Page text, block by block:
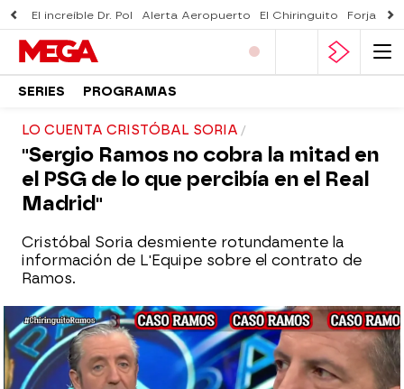
El increíble Dr. Pol Alerta Aeropuerto El Chiringuito Forjado
SERIES PROGRAMAS
LO CUENTA CRISTÓBAL SORIA
"Sergio Ramos no cobra la mitad en
el PSG de lo que percibía en el Real
Madrid"
Cristóbal Soria desmiente rotundamente la
información de L'Equipe sobre el contrato de
Ramos.
Un contrato que ha dado mucho que
hablar y que sorprende a todos: el camero
cobra 6 millones de euros, la mitad de su
salario en el Real Madrid.